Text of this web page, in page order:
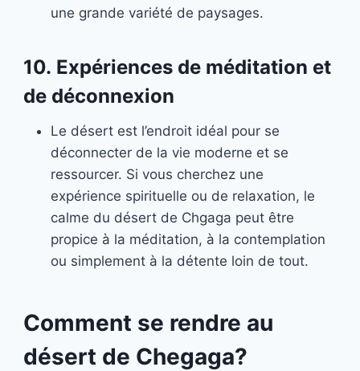
une grande variété de paysages.
10. Expériences de méditation et
de déconnexion
Le désert est l’endroit idéal pour se
déconnecter de la vie moderne et se
ressourcer. Si vous cherchez une
expérience spirituelle ou de relaxation, le
calme du désert de Chgaga peut être
propice à la méditation, à la contemplation
ou simplement à la détente loin de tout.
Comment se rendre au
désert de Chegaga?